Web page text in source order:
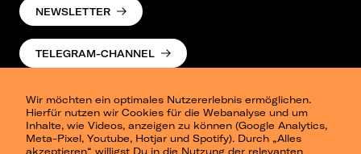
Wir möchten ein optimales Nutzererlebnis ermöglichen.
Hierfür nutzen wir Cookies für die Webanalyse und um
Inhalte, wie Videos, anzeigen zu können (Google Analytics,
Meta-Pixel, Youtube, Hotjar und Spotify). Durch „Alles
akzeptieren“ willigst Du in die Nutzung der relevanten
NEWSLETTER
TELEGRAM-CHANNEL